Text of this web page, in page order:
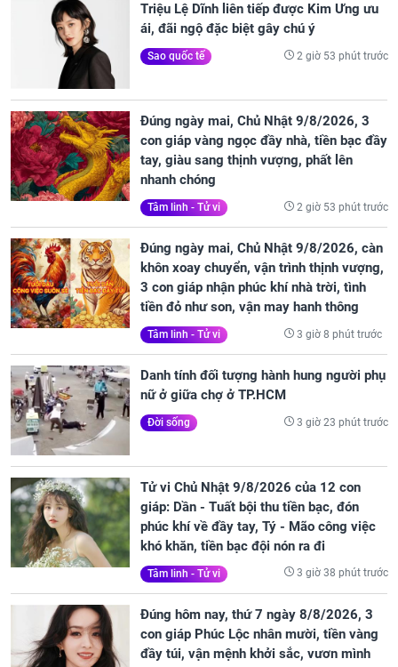
Triệu Lệ Dĩnh liên tiếp được Kim Ưng ưu
ái, đãi ngộ đặc biệt gây chú ý
Sao quốc tế 2 giờ 53 phút trước
Đúng ngày mai, Chủ Nhật 9/8/2026, 3
con giáp vàng ngọc đầy nhà, tiền bạc đầy
tay, giàu sang thịnh vượng, phất lên
nhanh chóng
Tâm linh - Tử vi 2 giờ 53 phút trước
Đúng ngày mai, Chủ Nhật 9/8/2026, càn
khôn xoay chuyển, vận trình thịnh vượng,
3 con giáp nhận phúc khí nhà trời, tình
tiền đỏ như son, vận may hanh thông
Tâm linh - Tử vi 3 giờ 8 phút trước
Danh tính đối tượng hành hung người phụ
nữ ở giữa chợ ở TP.HCM
Đời sống 3 giờ 23 phút trước
Tử vi Chủ Nhật 9/8/2026 của 12 con
giáp: Dần - Tuất bội thu tiền bạc, đón
phúc khí về đầy tay, Tý - Mão công việc
khó khăn, tiền bạc đội nón ra đi
Tâm linh - Tử vi 3 giờ 38 phút trước
Đúng hôm nay, thứ 7 ngày 8/8/2026, 3
con giáp Phúc Lộc nhân mười, tiền vàng
đầy túi, vận mệnh khởi sắc, vươn mình